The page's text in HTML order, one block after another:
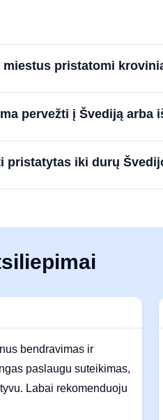
pristatomi
pervežti į Švediją arba
pristatytas iki durų
bendravimas ir
paslaugu suteikimas,
Labai rekomenduoju